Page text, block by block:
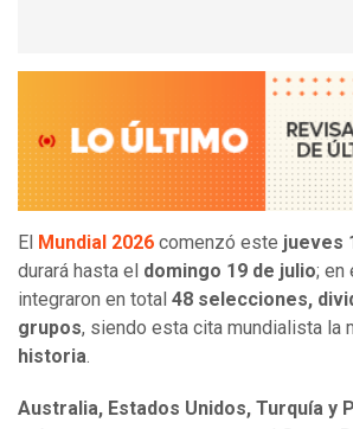
El Mundial 2026 comenzó este jueves
durará hasta el domingo 19 de julio; en
integraron en total 48 selecciones,
grupos, siendo esta cita mundialista la
historia.
Australia, Estados Unidos, Turquía y